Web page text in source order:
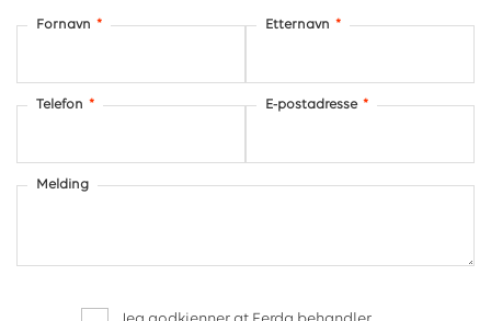
Fornavn * Etternavn *
Telefon * E-postadresse *
Melding